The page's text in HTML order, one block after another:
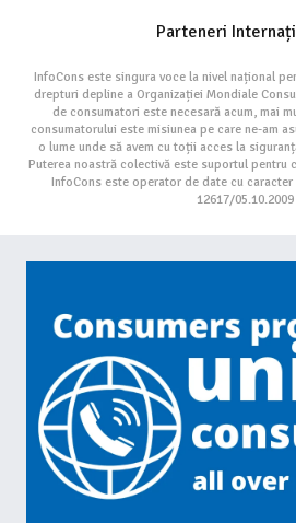
Parteneri
InfoCons este singura voce la nivel național
drepturi depline a Organizației Mondiale
de consumatori este necesară acum, mai
consumatorului este misiunea pe care ne-am
o lume unde să avem cu toții acces la
Puterea noastră colectivă este suportul pentru
InfoCons este operator de date cu
12617/05.10.2009